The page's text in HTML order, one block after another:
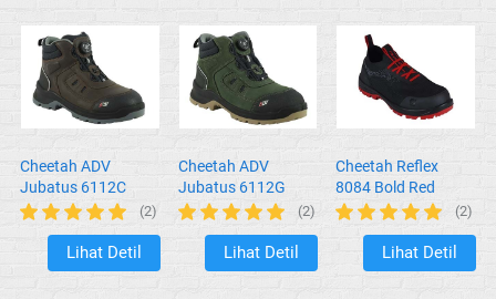
Cheetah ADV
Jubatus 6112C
Rust
(2)
`
Lihat Detil
Cheetah ADV
Jubatus 6112G
Forest
(2)
`
Lihat Detil
Cheetah Reflex
8084 Bold Red
(2)
`
Lihat Detil